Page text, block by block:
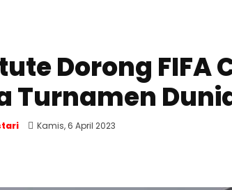
Dorong FIFA
Turnamen
Kamis, 6 April 2023